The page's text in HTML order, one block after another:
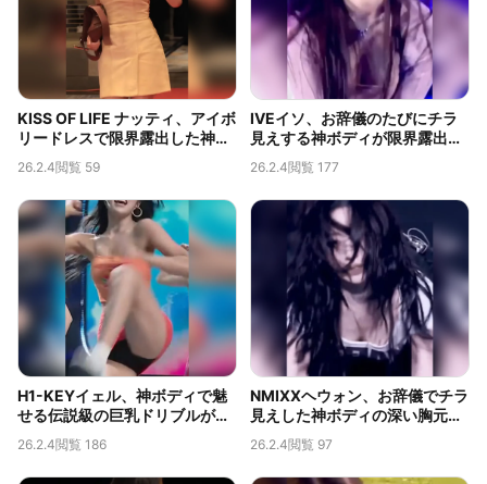
KISS OF LIFE ナッティ、アイボ
リードレスで限界露出した神ボ
ディと深い胸の谷間
26.2.4閲覧 59
IVEイソ、お辞儀のたびにチラ
見えする神ボディが限界露出す
ぎると話題
26.2.4閲覧 177
H1-KEYイェル、神ボディで魅
せる伝説級の巨乳ドリブルが話
26.2.4閲覧 186
NMIXXヘウォン、お辞儀でチラ
見えした神ボディの深い胸元が
限界露出
26.2.4閲覧 97